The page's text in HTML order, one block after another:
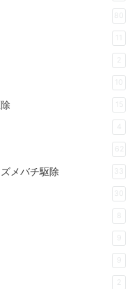
80
2
10
15
4
62
メバチ駆除
30
8
9
9
2